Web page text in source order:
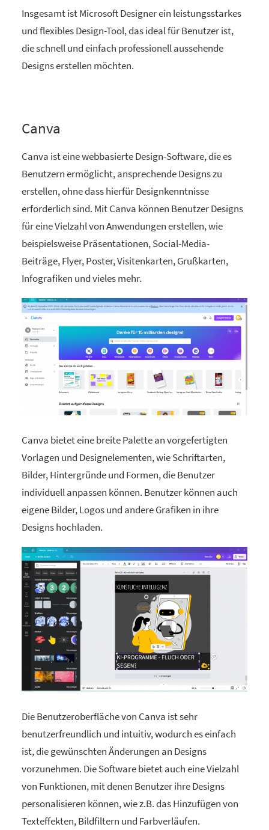
Insgesamt ist Microsoft Designer ein leistungsstarkes
und flexibles Design-Tool, das ideal für Benutzer ist,
die schnell und einfach professionell aussehende
Designs erstellen möchten.
Canva
Canva ist eine webbasierte Design-Software, die es
Benutzern ermöglicht, ansprechende Designs zu
erstellen, ohne dass hierfür Designkenntnisse
erforderlich sind. Mit Canva können Benutzer Designs
für eine Vielzahl von Anwendungen erstellen, wie
beispielsweise Präsentationen, Social-Media-
Beiträge, Flyer, Poster, Visitenkarten, Grußkarten,
Infografiken und vieles mehr.
Canva bietet eine breite Palette an vorgefertigten
Vorlagen und Designelementen, wie Schriftarten,
Bilder, Hintergründe und Formen, die Benutzer
individuell anpassen können. Benutzer können auch
eigene Bilder, Logos und andere Grafiken in ihre
Designs hochladen.
Die Benutzeroberfläche von Canva ist sehr
benutzerfreundlich und intuitiv, wodurch es einfach
ist, die gewünschten Änderungen an Designs
vorzunehmen. Die Software bietet auch eine Vielzahl
von Funktionen, mit denen Benutzer ihre Designs
personalisieren können, wie z.B. das Hinzufügen von
Texteffekten, Bildfiltern und Farbverläufen.